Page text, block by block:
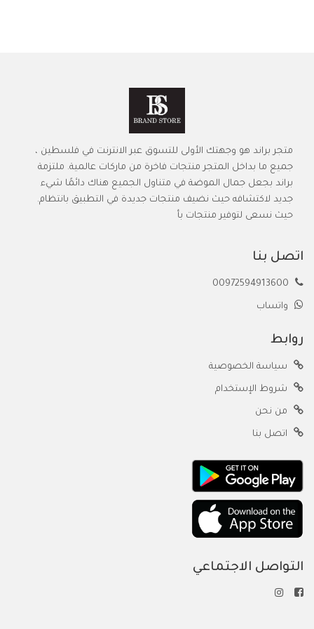
متجر براند هو وجهتك الأولى للتسوق عبر الانترنت في فلسطين ،
جميع ما بداخل المتجر منتجات فاخرة من ماركات عالمية. ملتزمة
براند بجعل جمال الموضة في متناول الجميع هناك دائمًا شيء
جديد لاكتشافه حيث نضيف منتجات جديدة في التطبيق بانتظام.
حيث نسعى لتوفير منتجات بأ
اتصل بنا
واتساب
روابط
سياسة الخصوصية
شروط الإستخدام
من نحن
اتصل بنا
التواصل الاجتماعي